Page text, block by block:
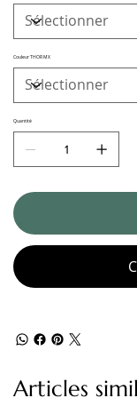
Couleur THOR MX
Quantité
Articles